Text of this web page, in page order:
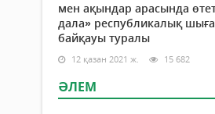
мен ақындар арасында
дала» республикалық
байқауы туралы
12 қазан 2021 ж. 15 682
ӘЛЕМ